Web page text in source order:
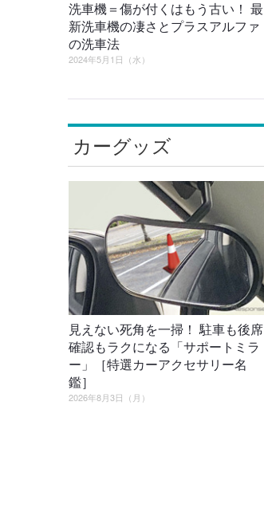
洗車機＝傷が付くはもう古い！ 最
新洗車機の凄さとプラスアルファ
の洗車法
2024年5月1日（水）
カーグッズ
見えない死角を一掃！ 駐車も後席
確認もラクになる「サポートミラ
ー」［特選カーアクセサリー名
鑑］
2026年8月3日（月）